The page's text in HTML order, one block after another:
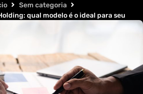
Sem categoria
qual modelo é o ideal para seu